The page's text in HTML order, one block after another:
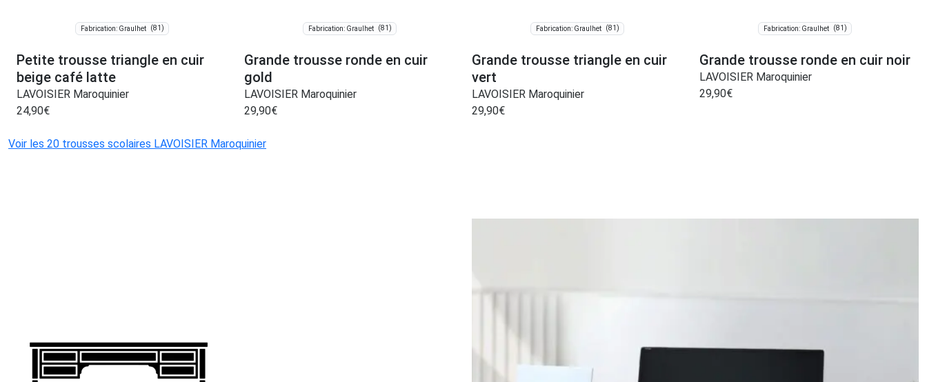
Fabrication: Graulhet (81)
Petite trousse triangle en cuir
beige café latte
LAVOISIER Maroquinier
24,90€
Fabrication: Graulhet (81)
Grande trousse ronde en cuir
gold
LAVOISIER Maroquinier
29,90€
Fabrication: Graulhet (81)
Grande trousse triangle en cuir
vert
LAVOISIER Maroquinier
29,90€
Fabrication: Graulhet (81)
Grande trousse ronde en cuir noir
LAVOISIER Maroquinier
29,90€
Voir les 20 trousses scolaires LAVOISIER Maroquinier